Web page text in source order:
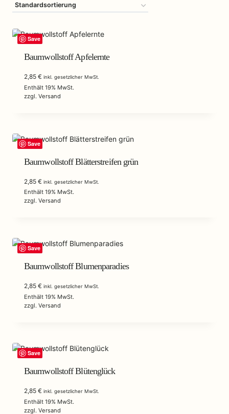
Save
Baumwollstoff Apfelernte
2,85 € inkl. gesetzlicher MwSt.
Enthält 19% MwSt.
zzgl. Versand
Save
Baumwollstoff Blätterstreifen grün
2,85 € inkl. gesetzlicher MwSt.
Enthält 19% MwSt.
zzgl. Versand
Save
Baumwollstoff Blumenparadies
2,85 € inkl. gesetzlicher MwSt.
Enthält 19% MwSt.
zzgl. Versand
Save
Baumwollstoff Blütenglück
2,85 € inkl. gesetzlicher MwSt.
Enthält 19% MwSt.
zzgl. Versand